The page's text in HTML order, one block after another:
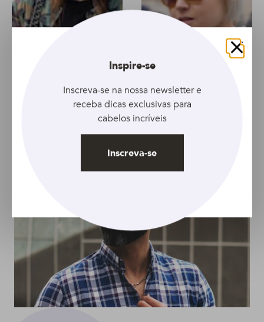
Máscara de hidratação
para cabelos secos: ela
pode ser a salvação
Sem mistérios!
Conheça os mitos e
verdades sobre
cabelos coloridos
Fechar
Inspire-se
Inscreva-se na nossa newsletter e
receba dicas exclusivas para
cabelos incríveis
Inscreva-se